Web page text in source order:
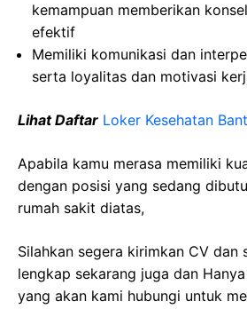
kemampuan memberikan
efektif
Memiliki komunikasi dan
serta loyalitas dan motivasi
Lihat Daftar Loker Kesehatan
Apabila kamu merasa memiliki
dengan posisi yang sedang
rumah sakit diatas,
Silahkan segera kirimkan CV dan
lengkap sekarang juga dan
yang akan kami hubungi untuk